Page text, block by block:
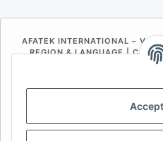
AFATEK INTERNATIONAL –
REGION & LANGUAGE |
BE (NL)
FR IT